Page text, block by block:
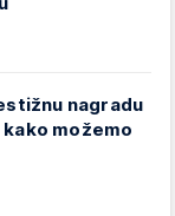
nagradu
možemo